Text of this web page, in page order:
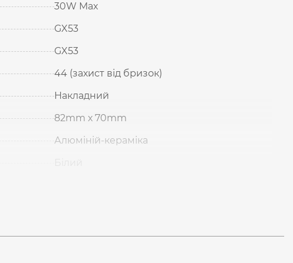
30W Max
GX53
GX53
44 (захист від бризок)
Накладний
82mm х 70mm
Алюміній-кераміка